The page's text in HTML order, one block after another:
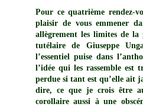
Pour ce quatrième rendez-
plaisir de vous emmener
allègrement les limites de
tutélaire de Giuseppe
l’essentiel puise dans
l’idée qui les rassemble est
perdue si tant est qu’elle ait
dire, ce que je crois être
corollaire aussi à une